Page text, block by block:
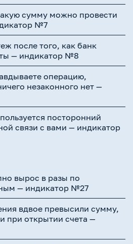
сумму можно провести
№7
после того, как банк
— индикатор №8
операцию,
незаконного нет —
посторонний
связи с вами — индикатор
вырос в разы по
— индикатор №27
вдвое превысили сумму,
при открытии счета —